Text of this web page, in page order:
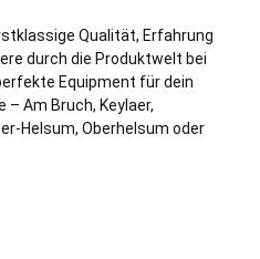
Qualität, Erfahrung
durch die Produktwelt bei
Equipment für dein
Am Bruch, Keylaer,
Helsum, Oberhelsum oder